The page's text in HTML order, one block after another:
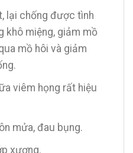
lại chống được tình
khô miệng, giảm mồ
mồ hôi và giảm
viêm họng rất hiệu
mửa, đau bụng.
xương.